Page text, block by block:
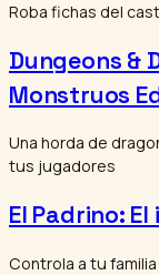
Roba fichas del
Dungeons &
Monstruos
Una horda de
tus jugadores
El Padrino:
Controla a tu